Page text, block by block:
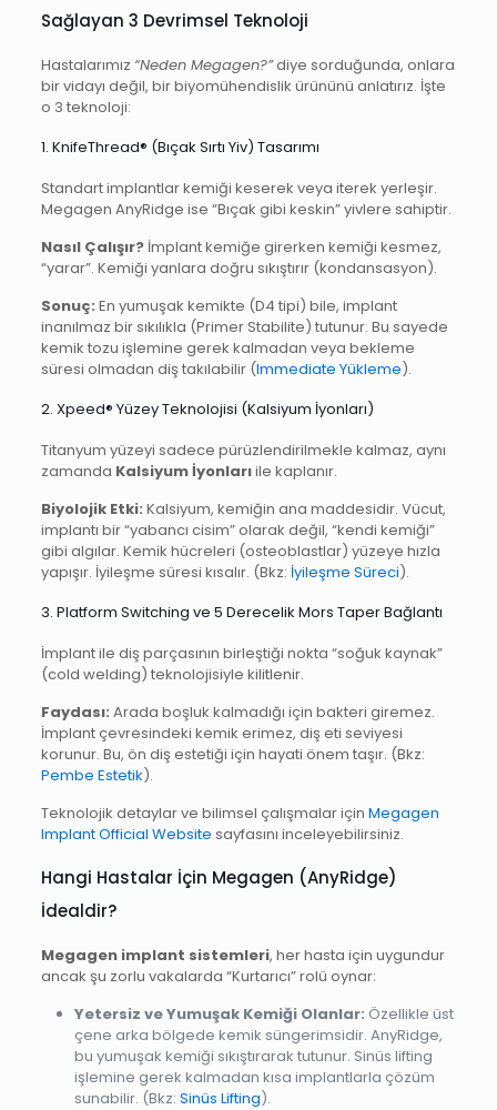
Sağlayan 3 Devrimsel Teknoloji
Hastalarımız “Neden Megagen?”diye sorduğunda, onlara
bir vidayı değil, bir biyomühendislik ürününü anlatırız. İşte
o 3 teknoloji:
1. KnifeThread® (Bıçak Sırtı Yiv) Tasarımı
Standart implantlar kemiği keserek veya iterek yerleşir.
Megagen AnyRidge ise “Bıçak gibi keskin” yivlere sahiptir.
Nasıl Çalışır?İmplant kemiğe girerken kemiği kesmez,
“yarar”. Kemiği yanlara doğru sıkıştırır (kondansasyon).
Sonuç: En yumuşak kemikte (D4 tipi) bile, implant
inanılmaz bir sıkılıkla (Primer Stabilite) tutunur. Bu sayede
kemik tozu işlemine gerek kalmadan veya bekleme
süresi olmadan diş takılabilir (Immediate Yükleme).
2. Xpeed® Yüzey Teknolojisi (Kalsiyum İyonları)
Titanyum yüzeyi sadece pürüzlendirilmekle kalmaz, aynı
zamanda Kalsiyum İyonlarıile kaplanır.
Biyolojik Etki: Kalsiyum, kemiğin ana maddesidir. Vücut,
implantı bir “yabancı cisim” olarak değil, “kendi kemiği”
gibi algılar. Kemik hücreleri (osteoblastlar) yüzeye hızla
yapışır. İyileşme süresi kısalır. (Bkz: İyileşme Süreci).
3. Platform Switching ve 5 Derecelik Mors Taper Bağlantı
İmplant ile diş parçasının birleştiği nokta “soğuk kaynak”
(cold welding) teknolojisiyle kilitlenir.
Faydası: Arada boşluk kalmadığı için bakteri giremez.
İmplant çevresindeki kemik erimez, diş eti seviyesi
korunur. Bu, ön diş estetiği için hayati önem taşır. (Bkz:
Pembe Estetik).
Teknolojik detaylar ve bilimsel çalışmalar için Megagen
Implant Official Website sayfasını inceleyebilirsiniz.
Hangi Hastalar İçin Megagen (AnyRidge)
İdealdir?
Megagen implant sistemleri, her hasta için uygundur
ancak şu zorlu vakalarda “Kurtarıcı” rolü oynar:
Yetersiz ve Yumuşak Kemiği Olanlar: Özellikle üst
çene arka bölgede kemik süngerimsidir. AnyRidge,
bu yumuşak kemiği sıkıştırarak tutunur. Sinüs lifting
işlemine gerek kalmadan kısa implantlarla çözüm
sunabilir. (Bkz: Sinüs Lifting).